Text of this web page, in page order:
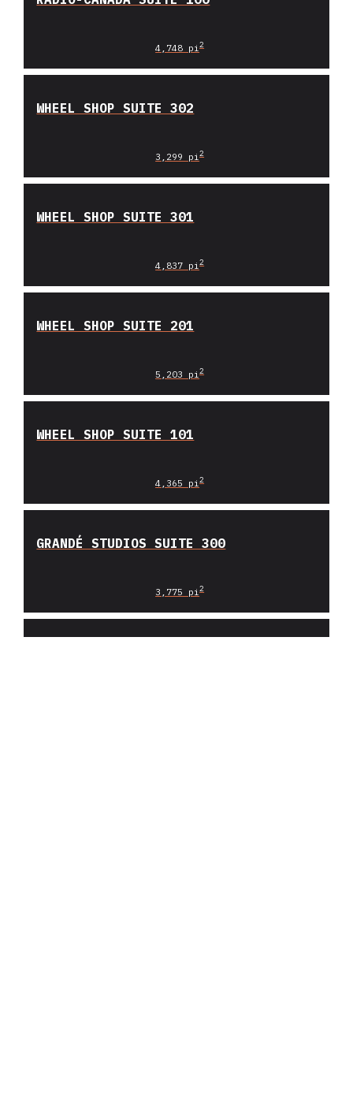
4,748 pi2
WHEEL SHOP SUITE 302
3,299 pi2
WHEEL SHOP SUITE 301
4,837 pi2
WHEEL SHOP SUITE 201
5,203 pi2
WHEEL SHOP SUITE 101
4,365 pi2
GRANDÉ STUDIOS SUITE 300
3,775 pi2